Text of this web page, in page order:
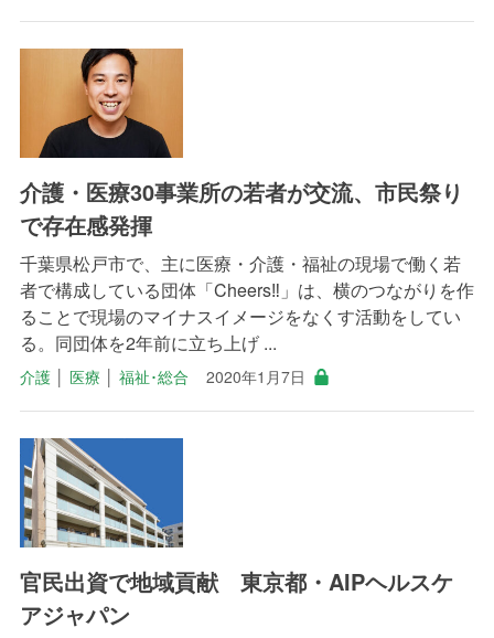
介護・医療30事業所の若者が交流、市民祭り
で存在感発揮
千葉県松戸市で、主に医療・介護・福祉の現場で働く若
者で構成している団体「Cheers‼」は、横のつながりを作
ることで現場のマイナスイメージをなくす活動をしてい
る。同団体を2年前に立ち上げ ...
介護│ 医療 福祉･総合 2020年1月7日
官民出資で地域貢献 東京都・AIPヘルスケ
アジャパン